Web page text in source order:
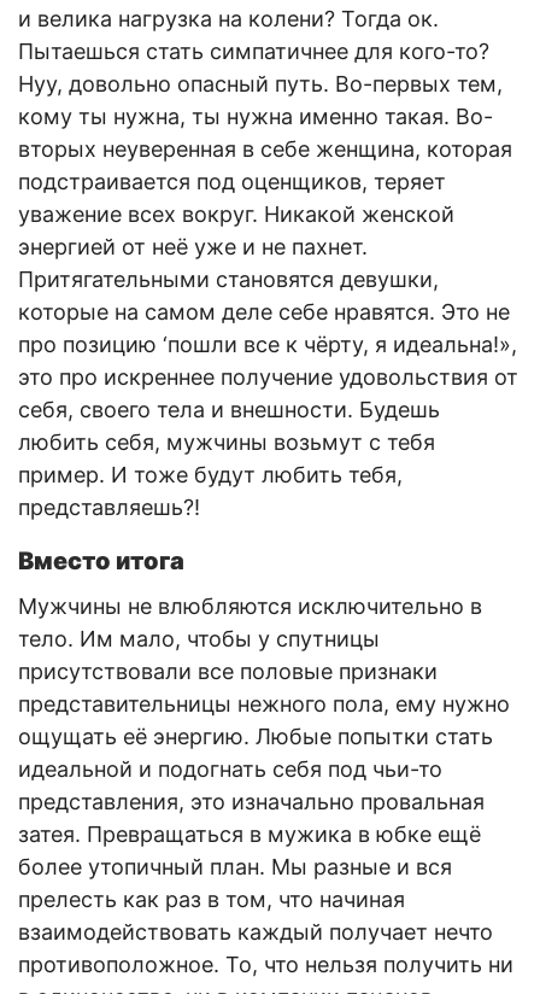
и велика нагрузка на колени? Тогда ок.
Пытаешься стать симпатичнее для кого-то?
Нуу, довольно опасный путь. Во-первых тем,
кому ты нужна, ты нужна именно такая. Во-
вторых неуверенная в себе женщина, которая
подстраивается под оценщиков, теряет
уважение всех вокруг. Никакой женской
энергией от неё уже и не пахнет.
Притягательными становятся девушки,
которые на самом деле себе нравятся. Это не
про позицию ‘пошли все к чёрту, я идеальна!»,
это про искреннее получение удовольствия от
себя, своего тела и внешности. Будешь
любить себя, мужчины возьмут с тебя
пример. И тоже будут любить тебя,
представляешь?!
Вместо итога
Мужчины не влюбляются исключительно в
тело. Им мало, чтобы у спутницы
присутствовали все половые признаки
представительницы нежного пола, ему нужно
ощущать её энергию. Любые попытки стать
идеальной и подогнать себя под чьи-то
представления, это изначально провальная
затея. Превращаться в мужика в юбке ещё
более утопичный план. Мы разные и вся
прелесть как раз в том, что начиная
взаимодействовать каждый получает нечто
противоположное. То, что нельзя получить ни